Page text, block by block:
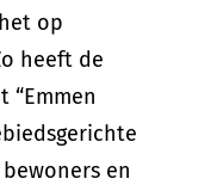
op
heeft de
“Emmen
en